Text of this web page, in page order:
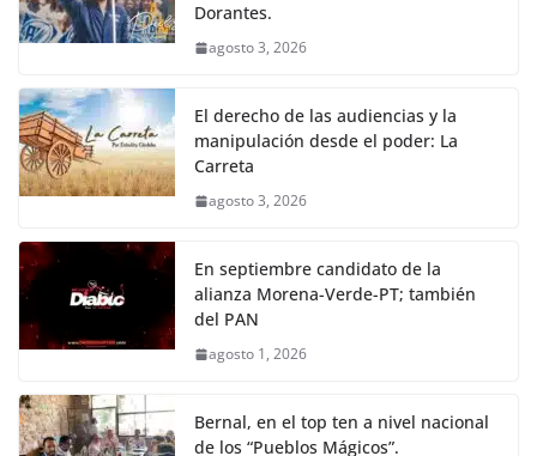
Dorantes.
agosto 3, 2026
El derecho de las audiencias y la
manipulación desde el poder: La
Carreta
agosto 3, 2026
En septiembre candidato de la
alianza Morena-Verde-PT; también
del PAN
agosto 1, 2026
Bernal, en el top ten a nivel nacional
de los “Pueblos Mágicos”.